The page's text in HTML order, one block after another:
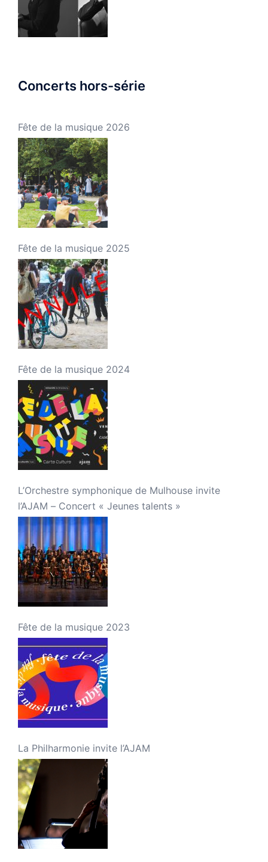
Concerts hors-série
Fête de la musique 2026
Fête de la musique 2025
Fête de la musique 2024
L’Orchestre symphonique de Mulhouse invite
l’AJAM – Concert « Jeunes talents »
Fête de la musique 2023
La Philharmonie invite l’AJAM